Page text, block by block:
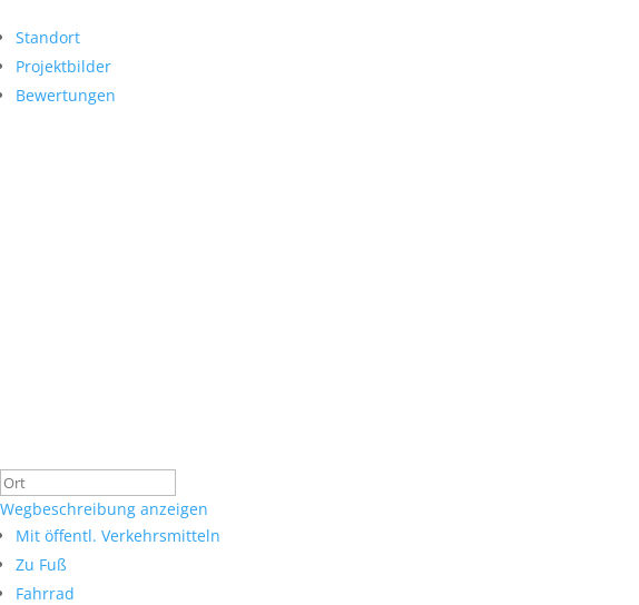
Standort
Projektbilder
Bewertungen
Wegbeschreibung anzeigen
Mit öffentl. Verkehrsmitteln
Zu Fuß
Fahrrad